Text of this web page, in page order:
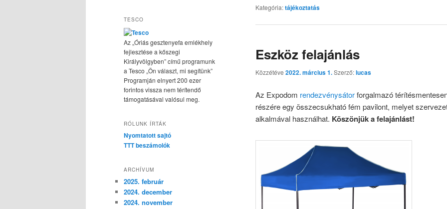
Kategória:tájékoztatás
Eszköz felajánlás
Közzétéve 2022. március 1.Szerző:lucas
Az Expodom rendezvénysátorforgalmazó
részére egy összecsukható fém pavilont, melyet
alkalmával használhat. Köszönjük a felajánlást!
TESCO
Az „Óriás gesztenyefa emlékhely
fejlesztése a kőszegi
Királyvölgyben” című programunk
a Tesco „Ön választ, mi segítünk”
Programján elnyert 200 ezer
forintos vissza nem térítendő
támogatásával valósul meg.
RÓLUNK ÍRTÁK
Nyomtatott sajtó
TTT beszámolók
ARCHÍVUM
2025. február
2024. december
2024. november